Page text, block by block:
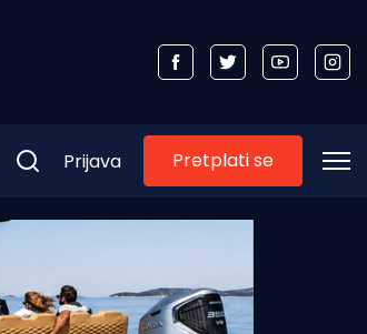
Prijava Pretplati se